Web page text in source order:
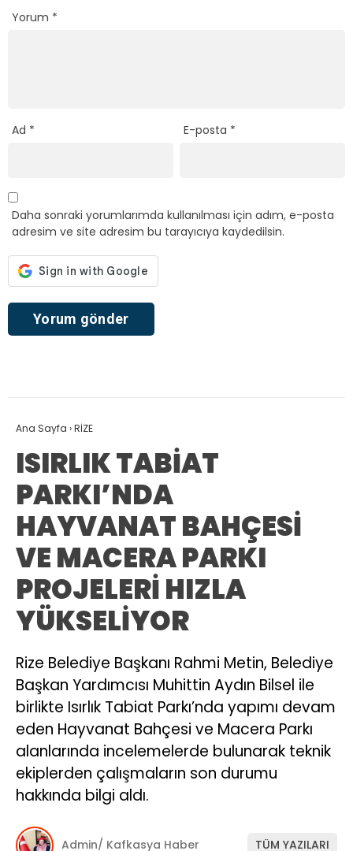
Yorum *
Ad * E-posta *
Daha sonraki yorumlarımda kullanılması için adım, e-posta
adresim ve site adresim bu tarayıcıya kaydedilsin.
Ana Sayfa ›RİZE
ISIRLIK TABİAT
PARKI’NDA
HAYVANAT BAHÇESİ
VE MACERA PARKI
PROJELERİ HIZLA
YÜKSELİYOR
Rize Belediye Başkanı Rahmi Metin, Belediye
Başkan Yardımcısı Muhittin Aydın Bilsel ile
birlikte Isırlık Tabiat Parkı’nda yapımı devam
eden Hayvanat Bahçesi ve Macera Parkı
alanlarında incelemelerde bulunarak teknik
ekiplerden çalışmaların son durumu
hakkında bilgi aldı.
Admin/ Kafkasya Haber TÜM YAZILARI